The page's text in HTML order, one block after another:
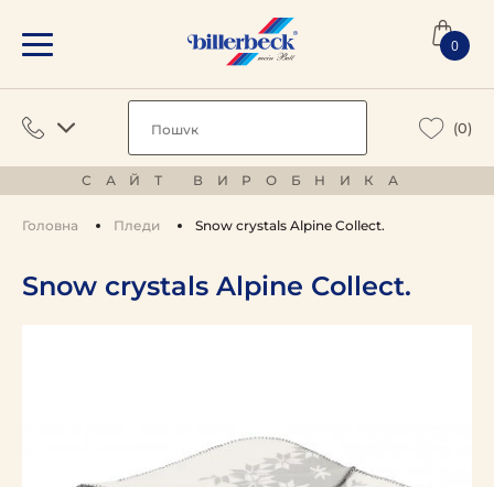
0
(0)
САЙТ ВИРОБНИКА
Головна Пледи Snow crystals Alpine Collect.
Snow crystals Alpine Collect.